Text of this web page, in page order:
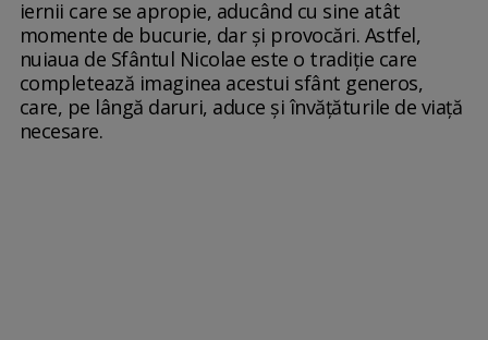
iernii care se apropie, aducând cu sine atât
momente de bucurie, dar și provocări. Astfel,
nuiaua de Sfântul Nicolae este o tradiție care
completează imaginea acestui sfânt generos,
care, pe lângă daruri, aduce și învățăturile de viață
necesare.